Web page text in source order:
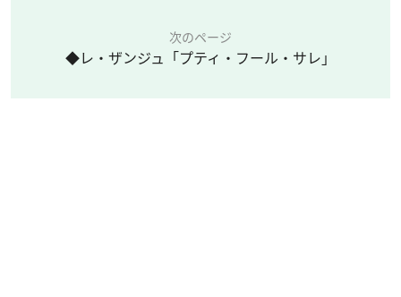
次のページ
◆レ・ザンジュ「プティ・フール・サレ」